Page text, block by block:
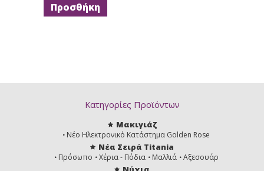
Κατηγορίες Προϊόντων
Μακιγιάζ
Νέο Ηλεκτρονικό Κατάστημα Golden Rose
Νέα Σειρά Titania
Πρόσωπο Χέρια - Πόδια Μαλλιά Αξεσουάρ